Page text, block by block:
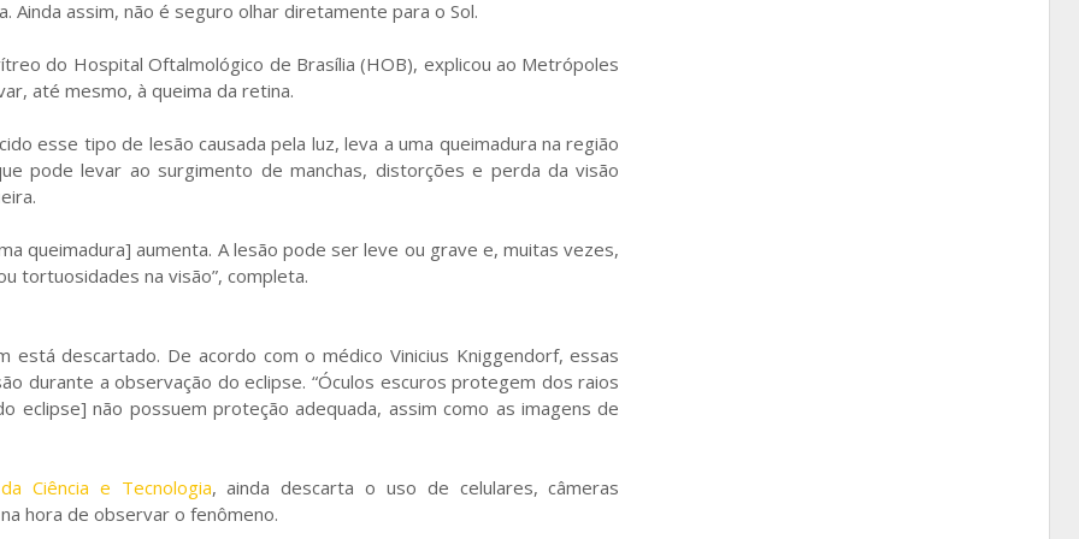
assim, não é seguro olhar diretamente para o Sol.
do Hospital Oftalmológico de Brasília (HOB), explicou ao Metrópoles
até mesmo, à queima da retina.
esse tipo de lesão causada pela luz, leva a uma queimadura na região
pode levar ao surgimento de manchas, distorções e perda da visão
queimadura] aumenta. A lesão pode ser leve ou grave e, muitas vezes,
tortuosidades na visão”, completa.
descartado. De acordo com o médico Vinicius Kniggendorf, essas
durante a observação do eclipse. “Óculos escuros protegem dos raios
eclipse] não possuem proteção adequada, assim como as imagens de
Ciência e Tecnologia, ainda descarta o uso de celulares, câmeras
hora de observar o fenômeno.